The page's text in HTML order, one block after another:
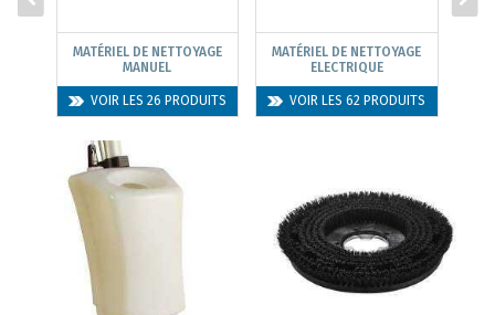
MATÉRIEL DE NETTOYAGE
MANUEL
VOIR LES 26 PRODUITS
MATÉRIEL DE NETTOYAGE
ELECTRIQUE
VOIR LES 62 PRODUITS